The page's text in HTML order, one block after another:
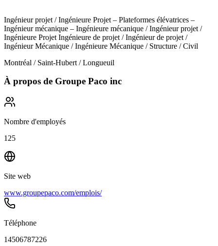
Ingénieur projet / Ingénieure Projet – Plateformes élévatrices –
Ingénieur mécanique – Ingénieure mécanique / Ingénieur projet /
Ingénieure Projet Ingénieure de projet / Ingénieur de projet /
Ingénieur Mécanique / Ingénieure Mécanique / Structure / Civil
Montréal / Saint-Hubert / Longueuil
À propos de Groupe Paco inc
Nombre d'employés
125
Site web
www.groupepaco.com/emplois/
Téléphone
14506787226